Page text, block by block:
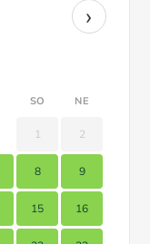
›
SO NE
1 2
8 9
15 16